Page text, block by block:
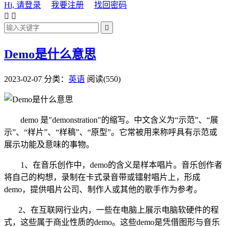
Hi, 请登录 我要注册
找回密码
 

Demo是什么意思
2023-02-07 分类： 英语 阅读(550)
demo 是"demonstration"的缩写。中文含义为“示范”、“展
示”、“样片”、“样稿”、“原型”。它常被用来称呼具有示范或
展示功能及意味的事物。
1、在音乐创作中，demo的含义是样本唱片。音乐创作者
将自己的构想，录制在卡式录音带或镭射唱片上，形成
demo，提供唱片公司、制作人或其他的歌手作为参考。
2、在互联网行业内，一些在电脑上展示电脑软硬件的程
式，这些属于商业性质的demo。这些demo是凭借图形与音乐